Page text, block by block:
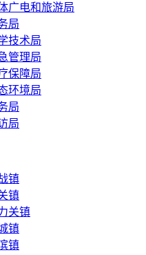
广电和旅游局
局
技术局
管理局
保障局
环境局
局
局
镇
镇
关镇
镇
镇